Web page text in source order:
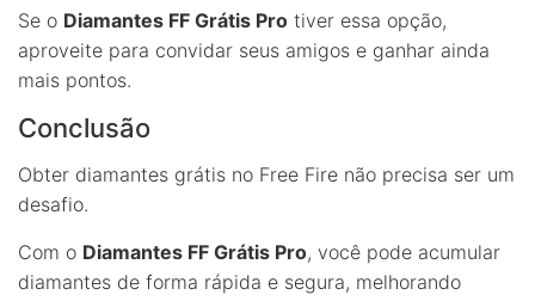
Se o Diamantes FF Grátis Pro tiver essa opção,
aproveite para convidar seus amigos e ganhar ainda
mais pontos.
Conclusão
Obter diamantes grátis no Free Fire não precisa ser um
desafio.
Com o Diamantes FF Grátis Pro, você pode acumular
diamantes de forma rápida e segura, melhorando